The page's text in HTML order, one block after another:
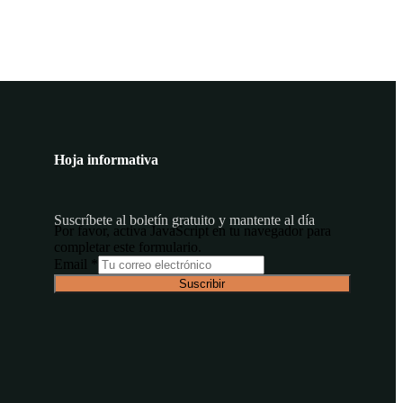
Hoja informativa
Suscríbete al boletín gratuito y mantente al día
Por favor, activa JavaScript en tu navegador para
completar este formulario.
Email
Email
Suscribir